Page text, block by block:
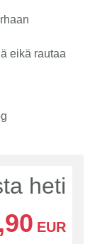
eikä rautaa
heti
EUR